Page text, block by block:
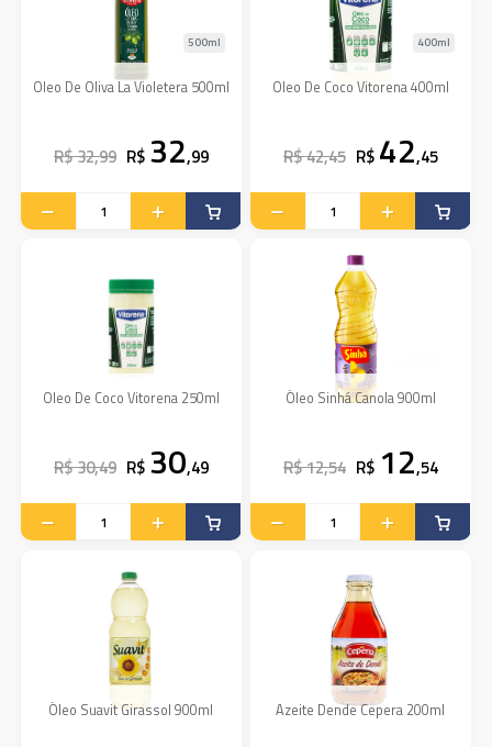
Oleo De Oliva La Violetera 500ml
500ml
R$ 32,99 R$ 32,99
Oleo De Coco Vitorena 400ml
400ml
R$ 42,45 R$ 42,45
Oleo De Coco Vitorena 250ml
R$ 30,49 R$ 30,49
Óleo Sinhá Canola 900ml
R$ 12,54 R$ 12,54
Óleo Suavit Girassol 900ml Azeite Dende Cepera 200ml